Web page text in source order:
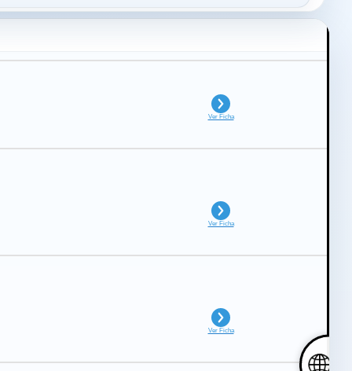
Ver Ficha
Ver Ficha
Ver Ficha